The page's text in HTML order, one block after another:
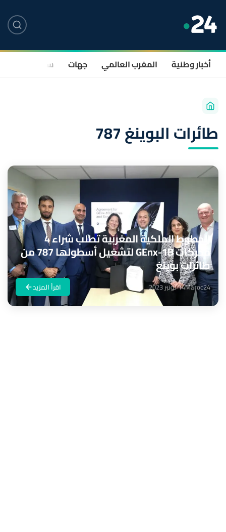
أخبار وطنية المغرب العالمي جهات سياسة
طائرات البوينغ 787
الخطوط الملكیة المغربیة تطلب شراء 4
محركات GEnx-1B لتشغیل أسطولھا 787 من
طائرات بوینغ
Maroc2414 نونبر 2023 اقرأ المزيد